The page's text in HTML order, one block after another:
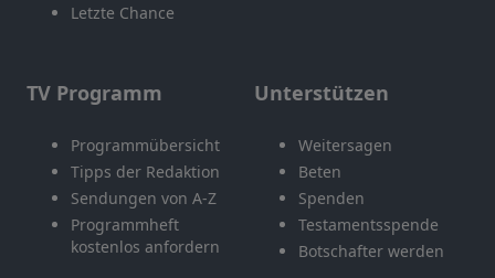
Letzte Chance
TV Programm
Programmübersicht
Tipps der Redaktion
Sendungen von A-Z
Programmheft
kostenlos anfordern
Unterstützen
Weitersagen
Beten
Spenden
Testamentsspende
Botschafter werden